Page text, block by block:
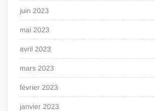
juin 2023
mai 2023
avril 2023
mars 2023
février 2023
janvier 2023